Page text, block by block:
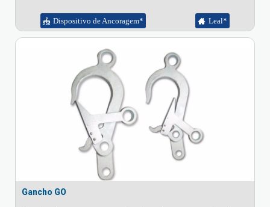
Dispositivo de Ancoragem* Leal*
Gancho GO